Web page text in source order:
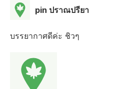
pin ปราณปรียา
บรรยากาศดีค่ะ ชิวๆ